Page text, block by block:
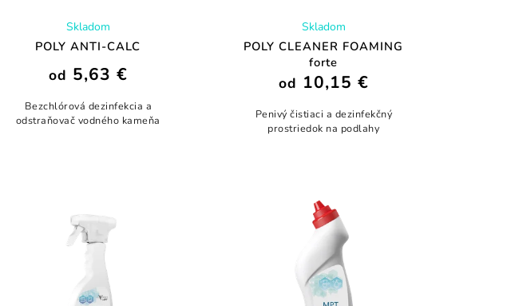
POLY ANTI-CALC
Skladom
od 5,63 €
Bezchlórová dezinfekcia a
odstraňovač vodného kameňa
POLY CLEANER FOAMING
forte
Skladom
od 10,15 €
Penivý čistiaci a dezinfekčný
prostriedok na podlahy